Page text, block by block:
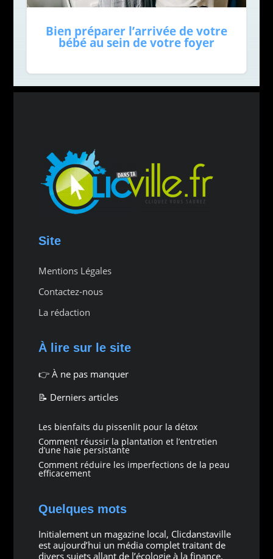
Bien préparer l’arrivée de votre
bébé au sein de votre foyer
Site
Mentions Légales
Contactez-nous
La rédaction
À lire sur le site
👉 À ne pas manquer
📝 Derniers articles
Les bienfaits du pissenlit pour la détox
Comment réussir la plantation et l’entretien
d’une haie persistante
Comment réduire les imperfections de la peau
efficacement
Quelques mots
Initialement un magazine local, Clicdanstaville
est aujourd’hui un média complet traitant de
divers sujets allant de l’écologie à la finance.